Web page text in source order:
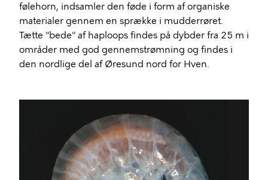
følehorn, indsamler den føde i form af organiske
materialer gennem en sprække i mudderrøret.
Tætte "bede" af haploops findes på dybder fra 25 m i
områder med god gennemstrømning og findes i
den nordlige del af Øresund nord for Hven.